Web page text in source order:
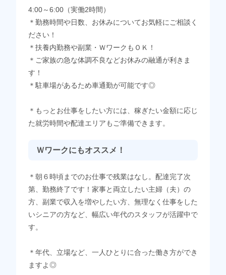
4:00～6:00（実働2時間）
＊勤務時間や日数、お休みについてお気軽にご相談く
ださい！
＊扶養内勤務や副業・ＷワークもＯＫ！
＊ご家族の急な体調不良などお休みの融通が利きま
す！
＊駐車場があるため車通勤が可能です◎
＊もっとお仕事をしたい方には、稼ぎたい金額に応じ
た就労時間や配達エリアもご準備できます。
Ｗワークにもオススメ！
＊朝６時頃までのお仕事で残業はなし。配達完了次
第、勤務終了です！家事と両立したい主婦（夫）の
方、副業で収入を増やしたい方、無理なく仕事をした
いシニアの方など、幅広い年代のスタッフが活躍中で
す。
＊年代、立場など、一人ひとりに合った働き方ができ
ますよ◎